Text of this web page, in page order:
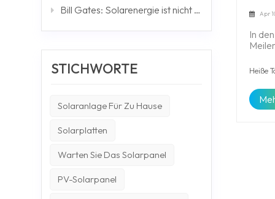
Apr
In
von
wird
Heiße
Bill Gates: Solarenergie ist nicht die Energielösung, die Afrika braucht – ABER WIE GEHT ES?
STICHWORTE
Solaranlage Für Zu Hause
Solarplatten
Warten Sie Das Solarpanel
PV-Solarpanel